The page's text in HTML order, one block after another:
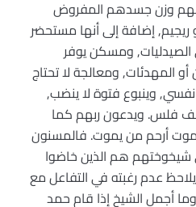
وزن جسدهم المفروض
إضافة إلى أنها مستحضر
ومسكن يوفر
المهدئات, ومعالجة لا تحتاج
وينبوع فتوة لا ينضب,
فلس. ويدعون ربهم كما
أرحم من يموت. فالمسنون
شيخوختهم هم الذين خاضوا
عدم رغبته في التفاعل مع
أجمل الشيخ إذا قام حمد